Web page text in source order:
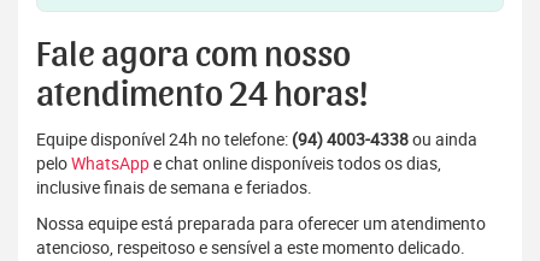
Fale agora com nosso
atendimento 24 horas!
Equipe disponível 24h no telefone: (94) 4003-4338ou ainda
peloWhatsAppe chat online disponíveis todos os dias,
inclusive finais de semana e feriados.
Nossa equipe está preparada para oferecer um atendimento
atencioso, respeitoso e sensível a este momento delicado.